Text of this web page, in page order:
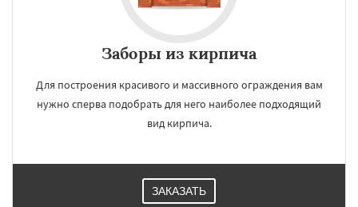
Заборы из кирпича
Для построения красивого и массивного ограждения вам
нужно сперва подобрать для него наиболее подходящий
вид кирпича.
ЗАКАЗАТЬ